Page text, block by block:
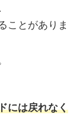
ことがありま
には戻れなく